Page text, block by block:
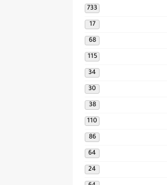
733
17
68
115
34
30
38
110
86
64
24